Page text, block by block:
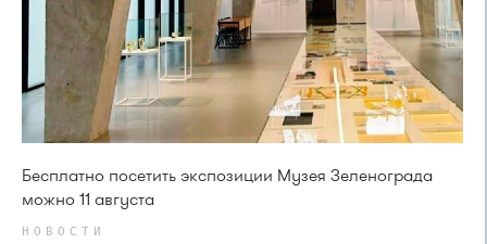
Бесплатно посетить экспозиции Музея Зеленограда
можно 11 августа
НОВОСТИ